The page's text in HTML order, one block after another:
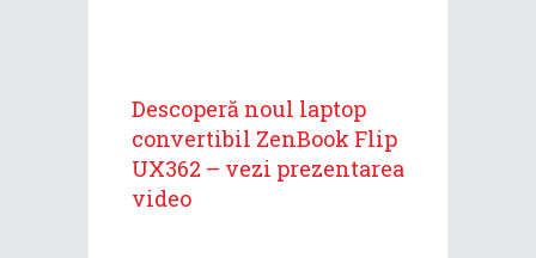
Descoperă noul laptop
convertibil ZenBook Flip
UX362 – vezi prezentarea
video